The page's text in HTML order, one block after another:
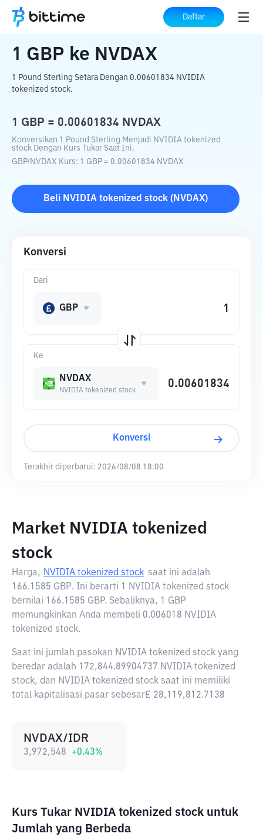
Daftar
Beranda Konverter Kripto ke NVDAX
1 GBP ke NVDAX
1 Pound Sterling Setara Dengan 0.00601834 NVIDIA
tokenized stock.
1 GBP = 0.00601834 NVDAX
Konversikan 1 Pound Sterling Menjadi NVIDIA tokenized
stock Dengan Kurs Tukar Saat Ini.
GBP/NVDAX Kurs: 1 GBP = 0.00601834 NVDAX
Beli NVIDIA tokenized stock ( NVDAX)
Konversi
Ke
NVDAX
NVIDIA tokenized stock
Dari
GBP
Konversi
Terakhir diperbarui: 2026/08/08 18:00
Market NVIDIA tokenized
stock
Harga, NVIDIA tokenized stock saat ini adalah
166.1585 GBP. Ini berarti 1 NVIDIA tokenized stock
bernilai 166.1585 GBP. Sebaliknya, 1 GBP
memungkinkan Anda membeli 0.006018 NVIDIA
tokenized stock.
Saat ini jumlah pasokan NVIDIA tokenized stock yang
beredar adalah 172,844.89904737 NVIDIA tokenized
stock, dan NVIDIA tokenized stock saat ini memiliki
total kapitalisasi pasar sebesar£ 28,119,812.7138
NVDAX/IDR
3,972,548 +0.43%
Kurs Tukar NVIDIA tokenized stock untuk
Jumlah yang Berbeda